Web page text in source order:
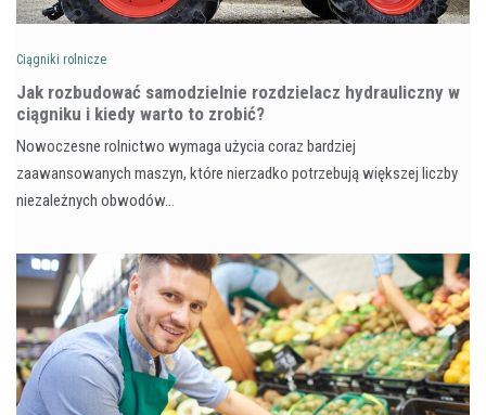
Ciągniki rolnicze
Jak rozbudować samodzielnie rozdzielacz hydrauliczny w
ciągniku i kiedy warto to zrobić?
Nowoczesne rolnictwo wymaga użycia coraz bardziej
zaawansowanych maszyn, które nierzadko potrzebują większej liczby
niezależnych obwodów…